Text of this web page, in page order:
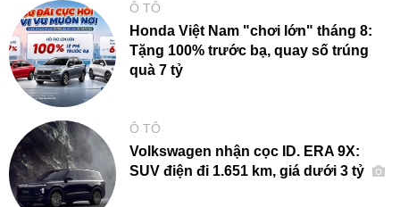
Ô TÔ
Honda Việt Nam "chơi lớn" tháng 8:
Tặng 100% trước bạ, quay số trúng
quà 7 tỷ
Ô TÔ
Volkswagen nhận cọc ID. ERA 9X:
SUV điện đi 1.651 km, giá dưới 3 tỷ